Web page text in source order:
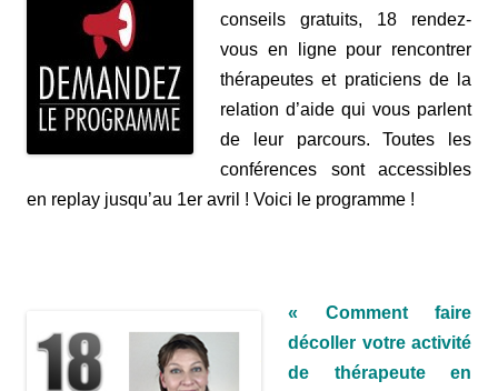
conseils gratuits, 18 rendez-
vous en ligne pour rencontrer
thérapeutes et praticiens de la
relation d’aide qui vous parlent
de leur parcours. Toutes les
conférences sont accessibles
en replay jusqu’au 1er avril ! Voici le programme !
« Comment faire
décoller votre activité
de thérapeute en